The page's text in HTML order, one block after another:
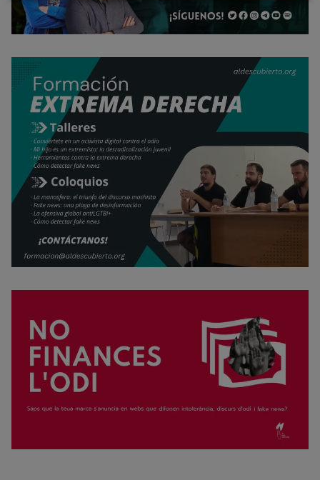
último, puedes leer nuestra Política de cookies.
No dar mi información personal
.
Opciones de cookies Aceptar cookies
Rechazar cookies Política de cookies